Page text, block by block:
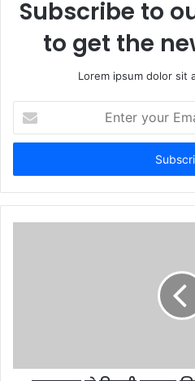
Subscribe to
to get the
Lorem ipsum dolor sit
t
r
y